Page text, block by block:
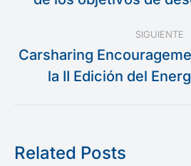
publicaciones
SIGUIENTE
Carsharing
la II Edición del
Related Posts